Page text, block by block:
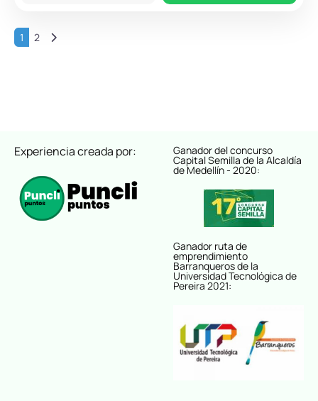
1 2 Entradas anteriores
Experiencia creada por: Ganador del concurso
Capital Semilla de la Alcaldía
de Medellín - 2020:
Ganador ruta de
emprendimiento
Barranqueros de la
Universidad Tecnológica de
Pereira 2021: